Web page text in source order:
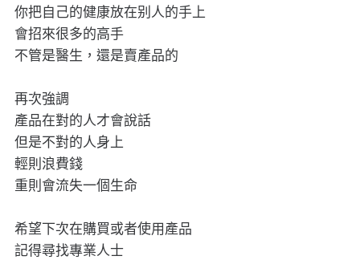
你把自己的健康放在别人的手上
會招來很多的高手
不管是醫生，還是賣產品的
再次強調
產品在對的人才會說話
但是不對的人身上
輕則浪費錢
重則會流失一個生命
希望下次在購買或者使用產品
記得尋找專業人士